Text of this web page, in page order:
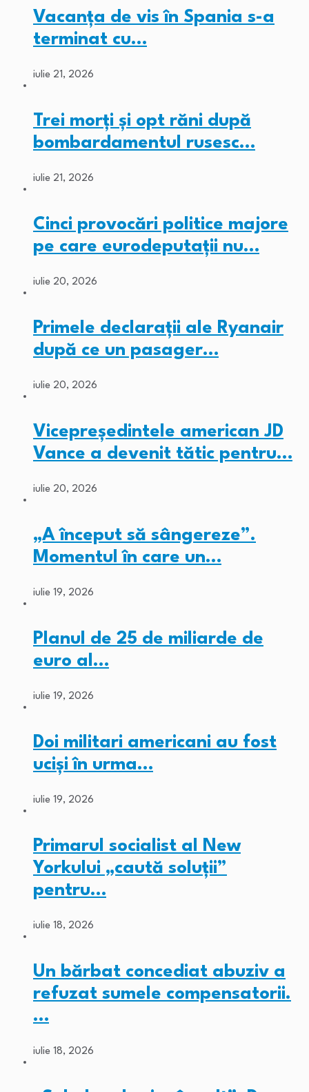
Vacanța de vis în Spania s-a
terminat cu…
iulie 21, 2026
Trei morți și opt răni după
bombardamentul rusesc…
iulie 21, 2026
Cinci provocări politice majore
pe care eurodeputații nu…
iulie 20, 2026
Primele declarații ale Ryanair
după ce un pasager…
iulie 20, 2026
Vicepreședintele american JD
Vance a devenit tătic pentru…
iulie 20, 2026
„A început să sângereze”.
Momentul în care un…
iulie 19, 2026
Planul de 25 de miliarde de
euro al…
iulie 19, 2026
Doi militari americani au fost
ucişi în urma…
iulie 19, 2026
Primarul socialist al New
Yorkului „caută soluții”
pentru…
iulie 18, 2026
Un bărbat concediat abuziv a
refuzat sumele compensatorii.
…
iulie 18, 2026